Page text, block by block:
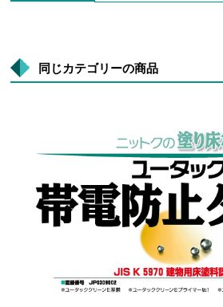
同じカテゴリーの商品